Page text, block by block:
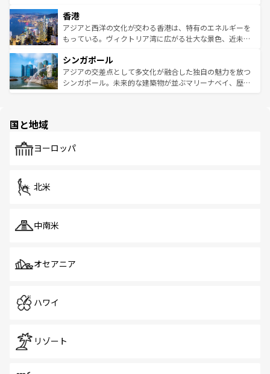
とつ。フォーやバインミー、ベトナムコーヒーなどは、ぜ
ひ現地で味わいたい。どの地域を訪れてもあたたかい人々
が旅行者を迎えてくれるので、きっと忘れられない旅にな
参照してほしい。
の活気が交差している。北部ではチェンマイなどの山岳地
帯で自然と触れ合い、南部ではプーケットやクラビの美し
いビーチでリゾート気分を楽しむことができる。タイ料理
激する。気候は一年中温暖で、どの季節にも異なる楽しみ
が待っている。親しみやすいタイの人々、仏教を中心とし
た文化、そして多様な観光資源が、訪れる旅人を魅了し続
香港
アジアと西洋の文化が交わる香港は、特有のエネルギーを
もっている。ヴィクトリア湾に広がる壮大な景色、近未来
み、どこを訪れても感動するはず。観光スポットが密集し
ており、効率よく見どころを回れるのも魅力。息をのむよ
うな絶景から文化的な体験まで、香港を存分に楽しみ尽く
シンガポール
アジアの交差点として多文化が融合した独自の魅力を放つ
シンガポール。未来的な建築物が並ぶマリーナベイ、歴史
で、ホーカーズは地元の風情を楽しめる外せないスポット
国と地域
ヨーロッパ
北米
中南米
オセアニア
ハワイ
リゾート